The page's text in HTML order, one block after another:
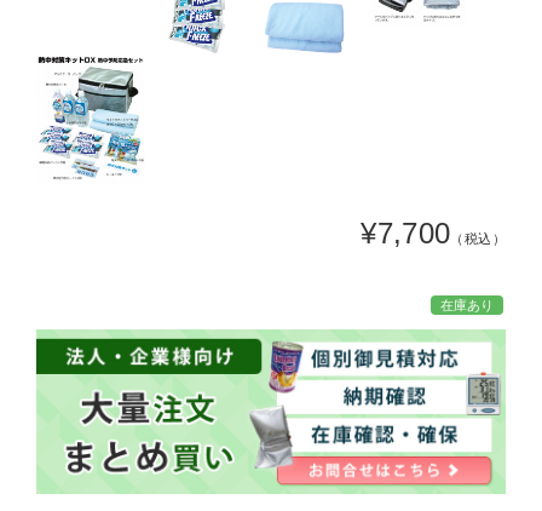
¥7,700 （税込）
在庫あり